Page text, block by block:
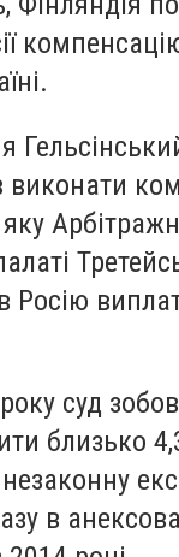
виконати
Росію
суд
близько
в